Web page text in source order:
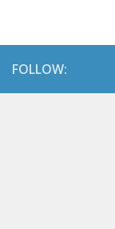
FOLLOW: